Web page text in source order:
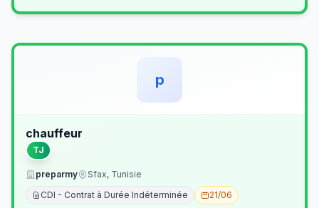
p
chauffeur
TJ
preparmy
Sfax, Tunisie
CDI - Contrat à Durée Indéterminée
21/06